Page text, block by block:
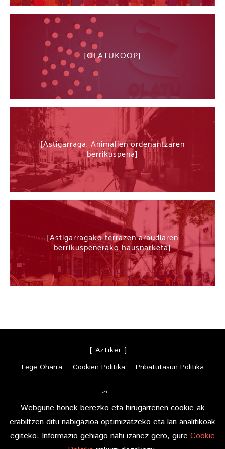
OLATUKOOP
Astigarraga. Animalien ordenantzaren
berrikuspena
Astigarragako terrazen araudiaren
berrikuspenerako hausnarketa
[ Aztiker ]
Lege Oharra
Cookien Politika Pribatutasun Politika
Webgune honek berezko eta hirugarrenen cookie-ak
erabiltzen ditu nabigazioa optimizatzeko eta lan analitikoak
egiteko. Informazio gehiago nahi izanez gero, gure Cookie